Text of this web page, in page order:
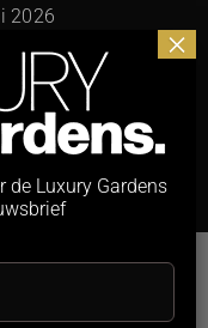
2026
de Luxury Gardens